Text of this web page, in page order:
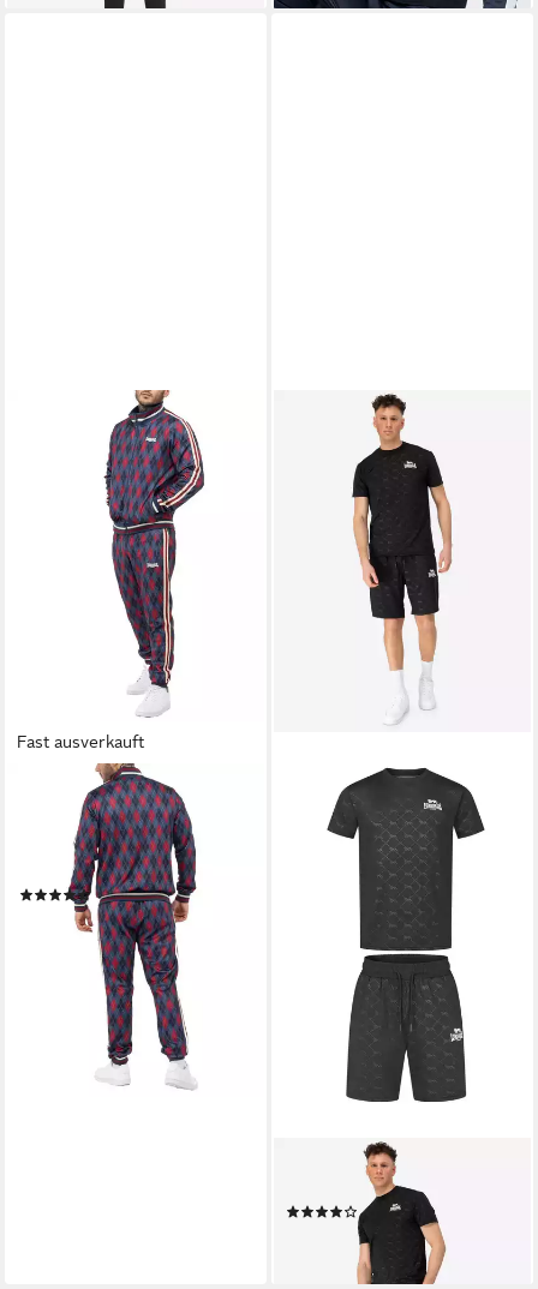
Fast ausverkauft
LONSDALE
Trainingsanzug
Trainingsanzug Lonsdale
Redford
(12)
ab 100,09 € UVP124,00 €
lieferbar - in 2-3 Werktagen bei dir
Trainingsanzug PRESTWOOD
(1)
ab 47,99 €
lieferbar - in 2-3 Werktagen bei dir